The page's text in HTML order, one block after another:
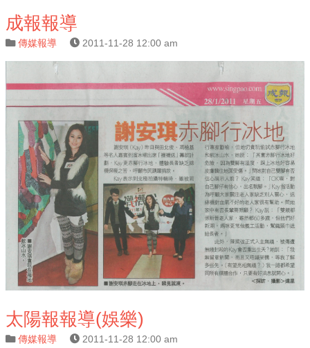
成報報導
傳媒報導 2011-11-28 12:00 am
太陽報報導(娛樂)
傳媒報導 2011-11-28 12:00 am